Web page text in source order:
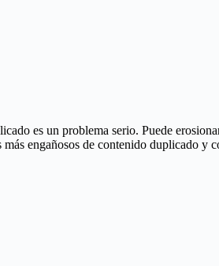
es un problema serio. Puede
engañosos de contenido duplicado y